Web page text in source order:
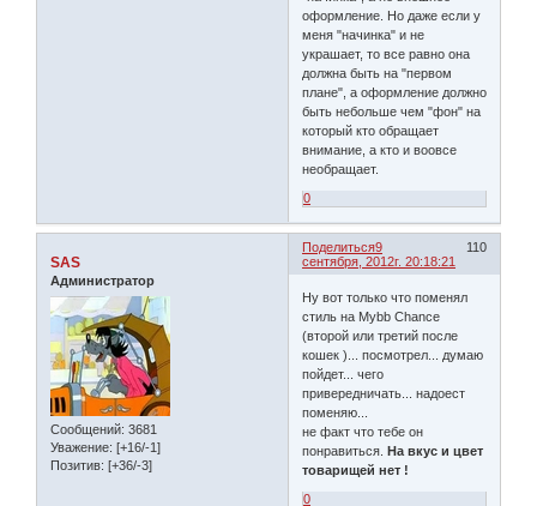
оформление. Но даже если у
меня "начинка" и не
украшает, то все равно она
должна быть на "первом
плане", а оформление должно
быть небольше чем "фон" на
который кто обращает
внимание, а кто и воовсе
необращает.
0
Поделиться 110
9
сентября, 2012г. 20:18:21
SAS
Администратор
Сообщений: 3681
Уважение: [+16/-1]
Позитив: [+36/-3]
Ну вот только что поменял
стиль на Mybb Chance
(второй или третий после
кошек )... посмотрел... думаю
пойдет... чего
привередничать... надоест
поменяю...
не факт что тебе он
понравиться.На вкус и цвет
товарищей нет !
0